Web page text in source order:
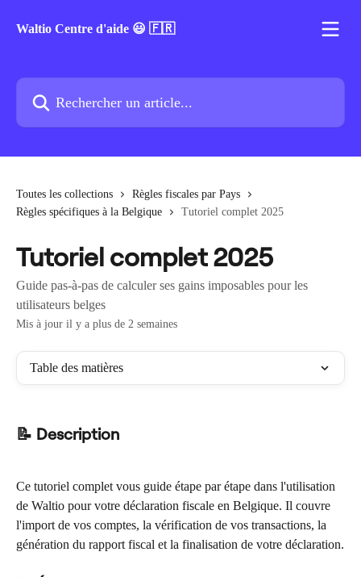
Waltio Centre d'aide 😃 🇫🇷
Rechercher un article...
Toutes les collections
Règles fiscales par Pays
Règles spécifiques à la Belgique
Tutoriel complet 2025
Tutoriel complet 2025
Guide pas-à-pas de calculer ses gains imposables pour les
utilisateurs belges
Mis à jour il y a plus de 2 semaines
Table des matières
📝 Description
Ce tutoriel complet vous guide étape par étape dans l'utilisation
de Waltio pour votre déclaration fiscale en Belgique. Il couvre
l'import de vos comptes, la vérification de vos transactions, la
génération du rapport fiscal et la finalisation de votre déclaration.